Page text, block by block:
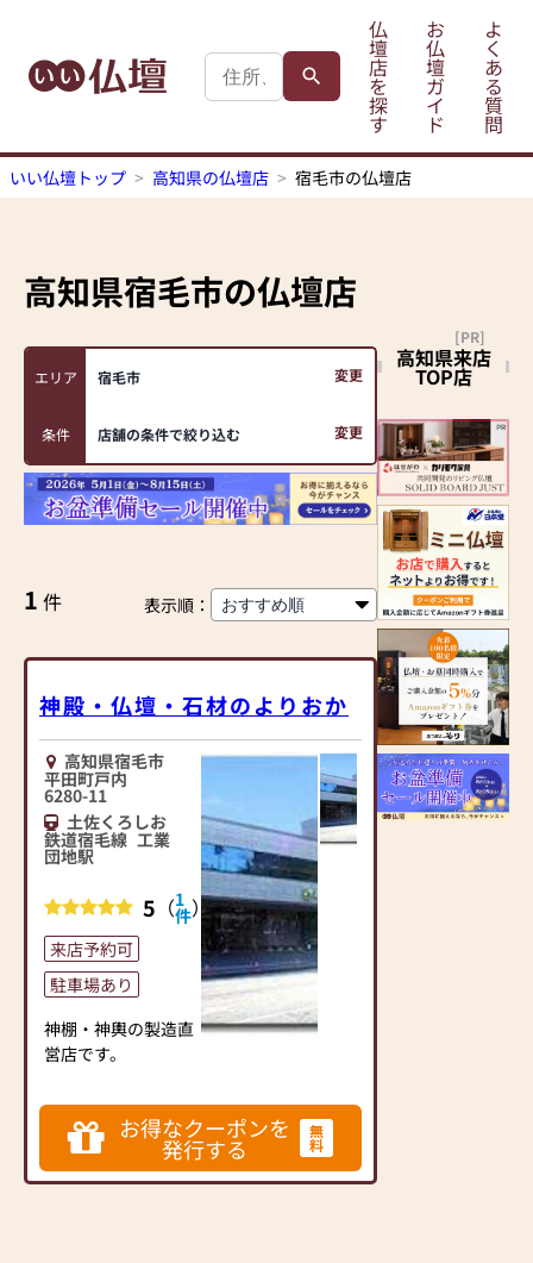
仏
壇
店
を
探
す
お
仏
壇
ガ
イ
ド
よ
く
あ
る
質
問
いい仏壇トップ 高知県の仏壇店 宿毛市の仏壇店
高知県宿毛市の仏壇店
エリア 宿毛市 変更
条件 店舗の条件で絞り込む 変更
1 件 表示順：
神殿・仏壇・石材のよりおか
高知県宿毛市
平田町戸内
6280-11
土佐くろしお
鉄道宿毛線 工業
団地駅
5 （1
件）
来店予約可
駐車場あり
神棚・神輿の製造直
営店です。
お得なクーポンを
発行する
無
料
高知県来店
TOP店
[PR]